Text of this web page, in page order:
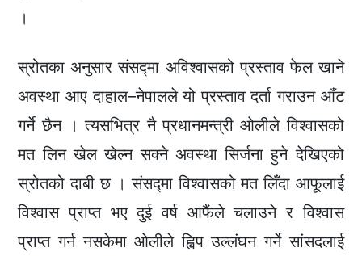
।
स्रोतका अनुसार संसद्मा अविश्वासको प्रस्ताव फेल खाने
अवस्था आए दाहाल–नेपालले यो प्रस्ताव दर्ता गराउन आँट
गर्ने छैन । त्यसभित्र नै प्रधानमन्त्री ओलीले विश्वासको
मत लिन खेल खेल्न सक्ने अवस्था सिर्जना हुने देखिएको
स्रोतको दाबी छ । संसद्मा विश्वासको मत लिँदा आफूलाई
विश्वास प्राप्त भए दुई वर्ष आफैंले चलाउने र विश्वास
प्राप्त गर्न नसकेमा ओलीले ह्विप उल्लंघन गर्ने सांसदलाई